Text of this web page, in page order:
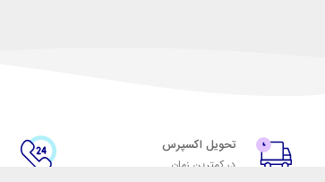
تحویل اکسپرس
در کمترین زمان